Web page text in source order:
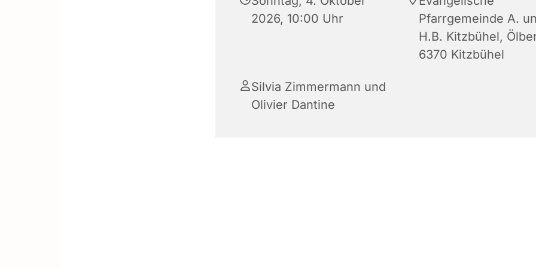
2026, 10:00 Uhr
Pfarrgemeinde A.
H.B. Kitzbühel,
6370 Kitzbühel
Silvia Zimmermann und
Olivier Dantine